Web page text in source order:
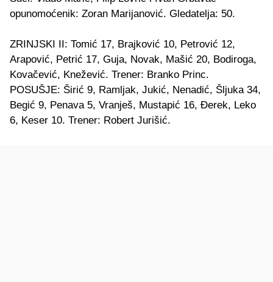
opunomoćenik: Zoran Marijanović. Gledatelja: 50.
ZRINJSKI II: Tomić 17, Brajković 10, Petrović 12,
Arapović, Petrić 17, Guja, Novak, Mašić 20, Bodiroga,
Kovačević, Knežević. Trener: Branko Princ.
POSUŠJE: Širić 9, Ramljak, Jukić, Nenadić, Šljuka 34,
Begić 9, Penava 5, Vranješ, Mustapić 16, Đerek, Leko
6, Keser 10. Trener: Robert Jurišić.